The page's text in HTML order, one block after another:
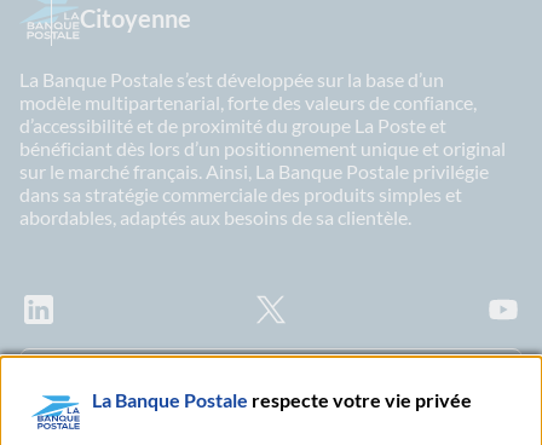
Citoyenne
La Banque Postale s’est développée sur la base d’un
modèle multipartenarial, forte des valeurs de confiance,
d’accessibilité et de proximité du groupe La Poste et
bénéficiant dès lors d’un positionnement unique et original
sur le marché français. Ainsi, La Banque Postale privilégie
dans sa stratégie commerciale des produits simples et
abordables, adaptés aux besoins de sa clientèle.
Citoyenne
La Banque Postale respecte votre vie privée